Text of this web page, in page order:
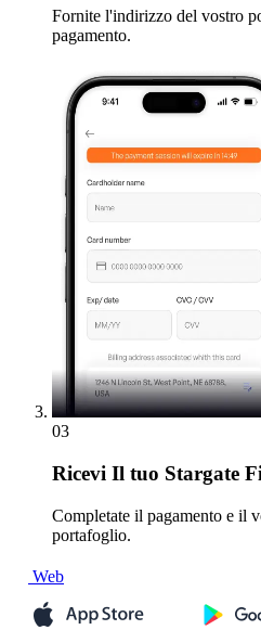
Fornite l'indirizzo del vostro
pagamento.
03
Ricevi Il tuo Stargate
Completate il pagamento e il
portafoglio.
Web